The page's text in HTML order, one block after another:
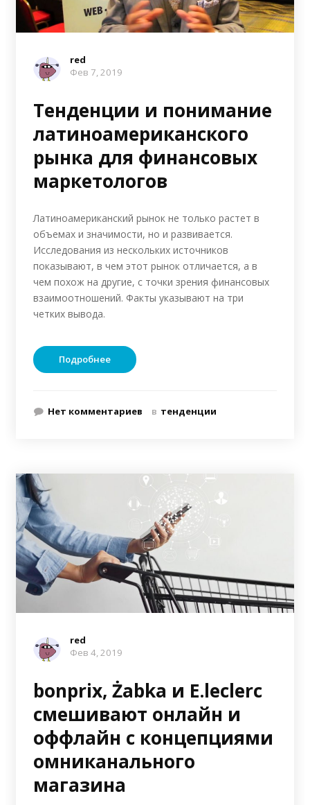
red
Фев 7, 2019
Тенденции и понимание
латиноамериканского
рынка для финансовых
маркетологов
Латиноамериканский рынок не только растет в
объемах и значимости, но и развивается.
Исследования из нескольких источников
показывают, в чем этот рынок отличается, а в
чем похож на другие, с точки зрения финансовых
взаимоотношений. Факты указывают на три
четких вывода.
Подробнее
Нет комментариев в тенденции
red
Фев 4, 2019
bonprix, Żabka и E.leclerc
смешивают онлайн и
оффлайн с концепциями
омниканального
магазина